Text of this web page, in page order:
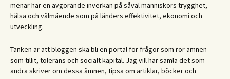
menar har en avgörande inverkan på såväl människors trygghet,
hälsa och välmående som på länders effektivitet, ekonomi och
utveckling.
Tanken är att bloggen ska bli en portal för frågor som rör ämnen
som tillit, tolerans och socialt kapital. Jag vill här samla det som
andra skriver om dessa ämnen, tipsa om artiklar, böcker och